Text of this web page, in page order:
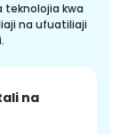
teknolojia kwa
na ufuatiliaji
na